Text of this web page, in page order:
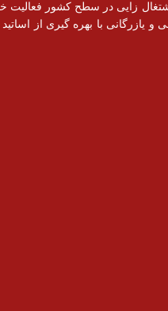
از سال 1394با هدف آموزش نیروی کار تخصصی و اشتغال
با بهره گیری از